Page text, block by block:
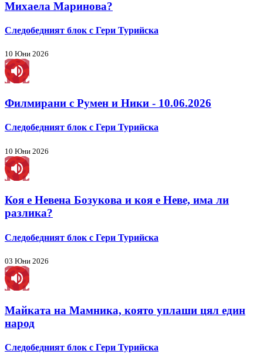
Михаела Маринова?
Следобедният блок с Гери Турийска
10 Юни 2026
Филмирани с Румен и Ники - 10.06.2026
Следобедният блок с Гери Турийска
10 Юни 2026
Коя е Невена Бозукова и коя е Неве, има ли
разлика?
Следобедният блок с Гери Турийска
03 Юни 2026
Майката на Мамника, която уплаши цял един
народ
Следобедният блок с Гери Турийска